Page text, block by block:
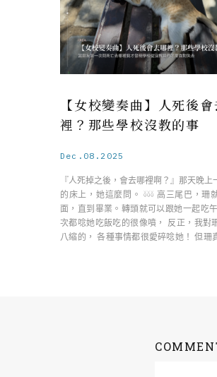
【女校變奏曲】人死後
裡？那些學校沒教的事
Dec.08.2025
『人死掉之後，會去哪裡啊？』那天晚上
的床上，她這麼問。 𓍱𓍱𓍱 高三尾巴，珊
面，直到畢業。轉頭就可以跟她一起吃
次都唸她吃飯吃的很像噴， 反正，我對
八縮的， 各種事情都很愛碎唸她！ 但珊